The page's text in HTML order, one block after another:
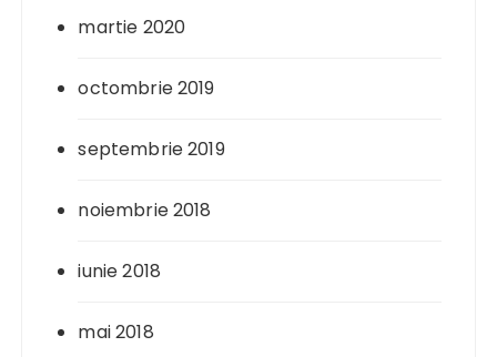
martie 2020
octombrie 2019
septembrie 2019
noiembrie 2018
iunie 2018
mai 2018